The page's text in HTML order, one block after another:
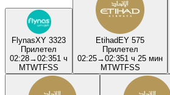
FlynasXY 3323
Прилетел
02:28→02:351 ч
MTWTFSS
EtihadEY 575
Прилетел
02:25→02:351 ч 25 мин
MTWTFSS